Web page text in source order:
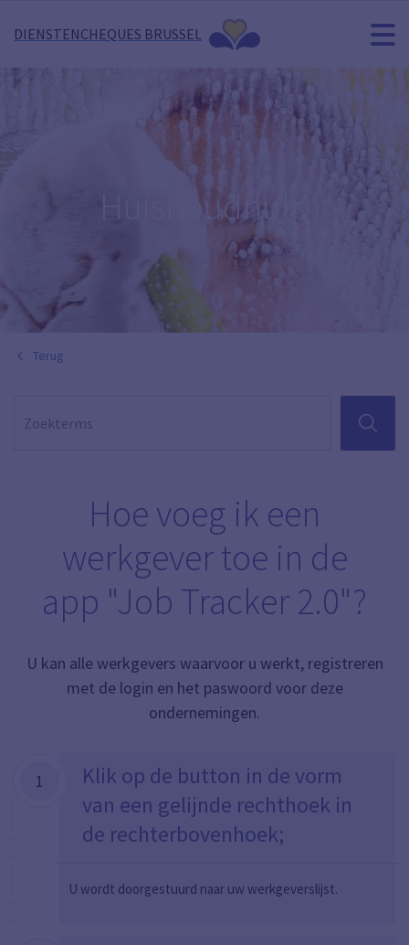
DIENSTENCHEQUES BRUSSEL
Huishoudhulp
Terug
ZOEKEN
Hoe voeg ik een
werkgever toe in de
app "Job Tracker 2.0"?
U kan alle werkgevers waarvoor u werkt, registreren
met de login en het paswoord voor deze
ondernemingen.
1
Klik op de button in de vorm
van een gelijnde rechthoek in
de rechterbovenhoek;
U wordt doorgestuurd naar uw werkgeverslijst.